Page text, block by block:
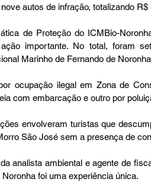
autos de infração, totalizando
de Proteção do ICMBio-
importante. No total, foram
Marinho de Fernando de
ocupação ilegal em Zona de
com embarcação e outro por
envolveram turistas que
São José sem a presença de
analista ambiental e agente de
foi uma experiência única.